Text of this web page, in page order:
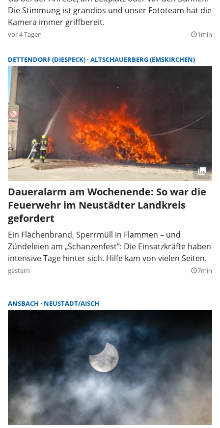
Die Stimmung ist grandios und unser Fototeam hat die
Kamera immer griffbereit.
vor 4 Tagen query_builder1min
DETTENDORF (DIESPECK) ALTSCHAUERBERG (EMSKIRCHEN)
Daueralarm am Wochenende: So war die
Feuerwehr im Neustädter Landkreis
gefordert
Ein Flächenbrand, Sperrmüll in Flammen – und
Zündeleien am „Schanzenfest”: Die Einsatzkräfte haben
intensive Tage hinter sich. Hilfe kam von vielen Seiten.
gestern query_builder7min
ANSBACH NEUSTADT/AISCH